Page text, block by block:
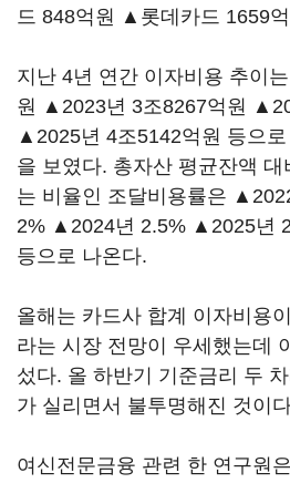
드 848억원 ▲롯데카드 1659
지난 4년 연간 이자비용 추이
원 ▲2023년 3조8267억원
▲2025년 4조5142억원 등으
을 보였다. 총자산 평균잔액
는 비율인 조달비용률은
2% ▲2024년 2.5% ▲2025년
등으로 나온다.
올해는 카드사 합계 이자비용
라는 시장 전망이 우세했는데
섰다. 올 하반기 기준금리 두
가 실리면서 불투명해진 것이
여신전문금융 관련 한 연구원